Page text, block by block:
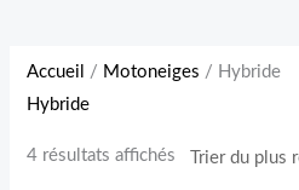
Accueil / Motoneiges / Hybride
Hybride
4 résultats affichés